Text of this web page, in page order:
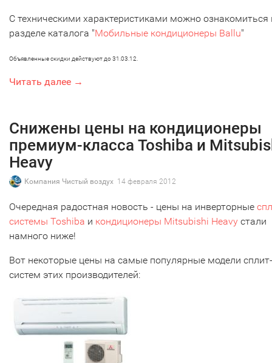
С техническими характеристиками можно ознакомиться
разделе каталога "Мобильные кондиционеры Ballu"
Объявленные скидки действуют до 31.03.12.
Читать далее →
Снижены цены на кондиционеры
премиум-класса Toshiba и
Heavy
Компания Чистый воздух 14 февраля 2012
Очередная радостная новость - цены на инверторные
системы Toshiba и кондиционеры Mitsubishi Heavy стали
намного ниже!
Вот некоторые цены на самые популярные модели сплит-
систем этих производителей: